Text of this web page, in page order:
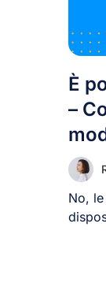
È
–
No,